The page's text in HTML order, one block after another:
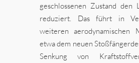
geschlossenen Zustand den
reduziert. Das führt in
weiteren aerodynamischen
etwa dem neuen
Senkung von